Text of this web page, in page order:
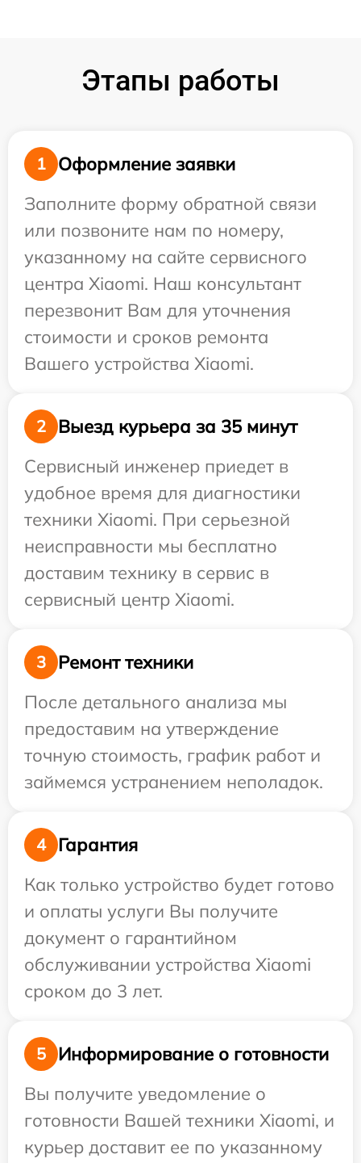
Этапы работы
1
Оформление заявки
Заполните форму обратной связи
или позвоните нам по номеру,
указанному на сайте сервисного
центра Xiaomi. Наш консультант
перезвонит Вам для уточнения
стоимости и сроков ремонта
Вашего устройства Xiaomi.
2
Выезд курьера за 35 минут
Сервисный инженер приедет в
удобное время для диагностики
техники Xiaomi. При серьезной
неисправности мы бесплатно
доставим технику в сервис в
сервисный центр Xiaomi.
3
Ремонт техники
После детального анализа мы
предоставим на утверждение
точную стоимость, график работ и
займемся устранением неполадок.
4
Гарантия
Как только устройство будет готово
и оплаты услуги Вы получите
документ о гарантийном
обслуживании устройства Xiaomi
сроком до 3 лет.
5
Информирование о готовности
Вы получите уведомление о
готовности Вашей техники Xiaomi, и
курьер доставит ее по указанному